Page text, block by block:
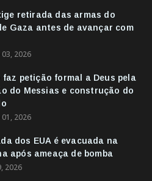
retirada das armas do
Gaza antes de avançar com
2026
faz petição formal a Deus pela
do Messias e construção do
2026
dos EUA é evacuada na
após ameaça de bomba
2026